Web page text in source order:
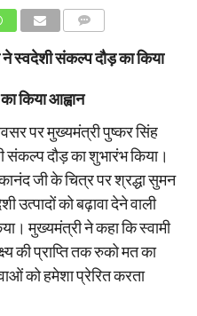
ने स्वदेशी संकल्प दौड़ का किया
किया आह्वान
पर मुख्यमंत्री पुष्कर सिंह
संकल्प दौड़ का शुभारंभ किया।
जी के चित्र पर श्रद्धा सुमन
उत्पादों को बढ़ावा देने वाली
मुख्यमंत्री ने कहा कि स्वामी
की प्राप्ति तक रुको मत का
को हमेशा प्रेरित करता